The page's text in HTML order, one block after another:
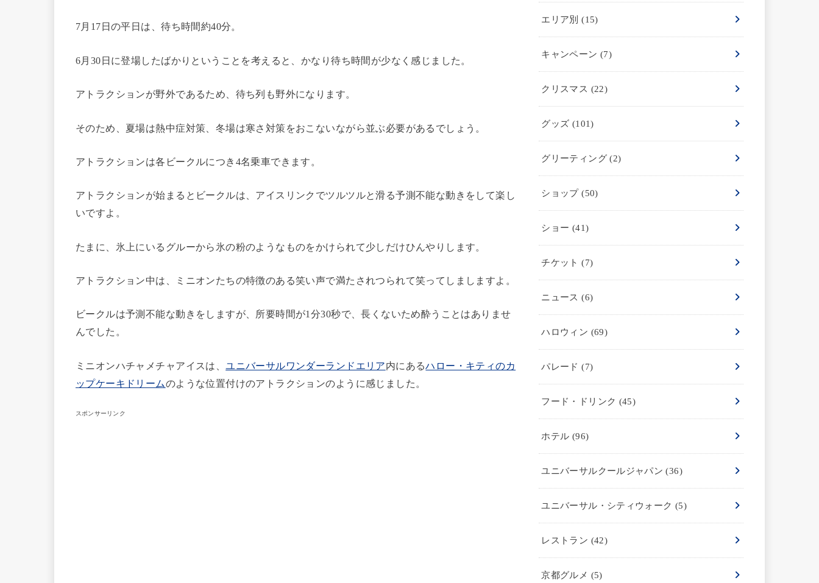
7月17日の平日は、待ち時間約40分。
6月30日に登場したばかりということを考えると、かなり待ち時間が少なく感じました。
アトラクションが野外であるため、待ち列も野外になります。
そのため、夏場は熱中症対策、冬場は寒さ対策をおこないながら並ぶ必要があるでしょう。
アトラクションは各ビークルにつき4名乗車できます。
アトラクションが始まるとビークルは、アイスリンクでツルツルと滑る予測不能な動きをして楽し
いですよ。
たまに、氷上にいるグルーから氷の粉のようなものをかけられて少しだけひんやりします。
アトラクション中は、ミニオンたちの特徴のある笑い声で満たされつられて笑ってしましますよ。
ビークルは予測不能な動きをしますが、所要時間が1分30秒で、長くないため酔うことはありませ
んでした。
ミニオンハチャメチャアイスは、ユニバーサルワンダーランドエリア内にあるハロー・キティのカ
ップケーキドリームのような位置付けのアトラクションのように感じました。
スポンサーリンク
エリア別(15)
キャンペーン (7)
クリスマス (22)
グッズ (101)
グリーティング(2)
ショップ(50)
ショー (41)
チケット(7)
ニュース(6)
ハロウィン (69)
パレード(7)
フード・ドリンク (45)
ホテル (96)
ユニバーサルクールジャパン(36)
ユニバーサル・シティウォーク (5)
レストラン (42)
京都グルメ (5)